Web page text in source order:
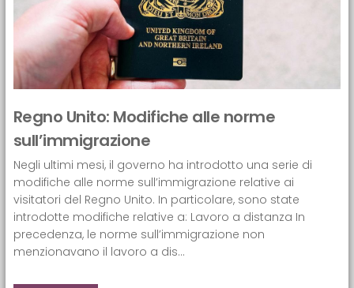
Regno Unito: Modifiche alle norme
sull’immigrazione
Negli ultimi mesi, il governo ha introdotto una serie di
modifiche alle norme sull’immigrazione relative ai
visitatori del Regno Unito. In particolare, sono state
introdotte modifiche relative a: Lavoro a distanza In
precedenza, le norme sull’immigrazione non
menzionavano il lavoro a dis...